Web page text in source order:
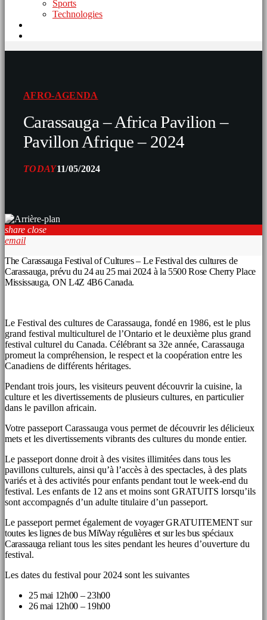
Sports
Technologies
AFRO-AGENDA
Carassauga – Africa Pavilion –
Pavillon Afrique – 2024
TODAY11/05/2024
share close
email
The Carassauga Festival of Cultures – Le Festival des cultures de
Carassauga, prévu du 24 au 25 mai 2024 à la 5500 Rose Cherry Place
Mississauga, ON L4Z 4B6 Canada.
Le Festival des cultures de Carassauga, fondé en 1986, est le plus
grand festival multiculturel de l’Ontario et le deuxième plus grand
festival culturel du Canada. Célébrant sa 32e année, Carassauga
promeut la compréhension, le respect et la coopération entre les
Canadiens de différents héritages.
Pendant trois jours, les visiteurs peuvent découvrir la cuisine, la
culture et les divertissements de plusieurs cultures, en particulier
dans le pavillon africain.
Votre passeport Carassauga vous permet de découvrir les délicieux
mets et les divertissements vibrants des cultures du monde entier.
Le passeport donne droit à des visites illimitées dans tous les
pavillons culturels, ainsi qu’à l’accès à des spectacles, à des plats
variés et à des activités pour enfants pendant tout le week-end du
festival. Les enfants de 12 ans et moins sont GRATUITS lorsqu’ils
sont accompagnés d’un adulte titulaire d’un passeport.
Le passeport permet également de voyager GRATUITEMENT sur
toutes les lignes de bus MiWay régulières et sur les bus spéciaux
Carassauga reliant tous les sites pendant les heures d’ouverture du
festival.
Les dates du festival pour 2024 sont les suivantes
25 mai 12h00 – 23h00
26 mai 12h00 – 19h00